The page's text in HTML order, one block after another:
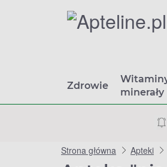
Zdrowie
minerały
Strona główna Apteki